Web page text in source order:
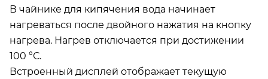
В чайнике для кипячения вода начинает
нагреваться после двойного нажатия на кнопку
нагрева. Нагрев отключается при достижении
100 °С.
Встроенный дисплей отображает текущую